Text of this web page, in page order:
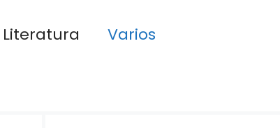
Literatura
Varios